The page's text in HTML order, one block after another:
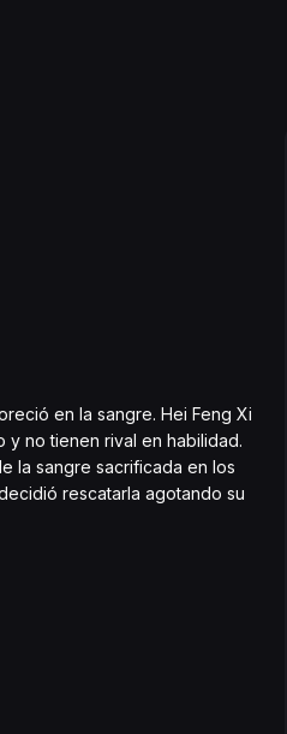
en la sangre. Hei Feng Xi
y no tienen rival en habilidad.
la sangre sacrificada en los
rescatarla agotando su